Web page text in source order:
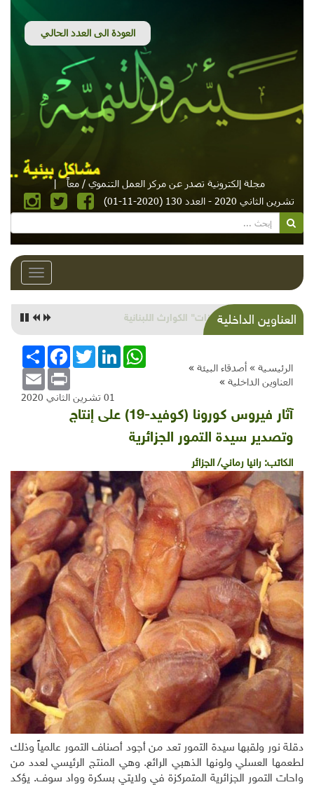
مجلة إلكترونية تصدر عن مركز العمل التنموي / معاً
|
تشرين الثاني 2020 - العدد 130 (2020-11-01)
Toggle
العناوين الداخليةشذرات بيئية وتنموية...ذهب وتمويل وهيئات محلية
وزيتون وتطوّع...
الرئيسية » أصدقاء البيئة »
العناوين الداخلية »
انشر
FacebookTwitterLinkedInWhatsApp
Email Print
01 تشرين الثاني 2020
آثار فيروس كورونا (كوفيد-19) على إنتاج
وتصدير سيدة التمور الجزائرية
الكاتب: رانيا رماني/ الجزائر
دقلة نور ولقبها سيدة التمور تعد من أجود أصناف التمور عالمياً وذلك
لطعمها العسلي ولونها الذهبي الرائع. وهي المنتج الرئيسي لعدد من
واحات التمور الجزائرية المتمركزة في ولايتي بسكرة وواد سوف. يؤكد